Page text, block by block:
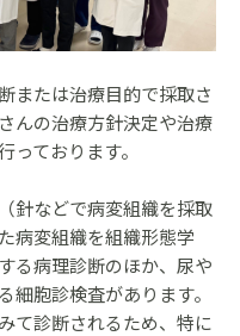
または治療目的で採取さ
んの治療方針決定や治療
ております。
針などで病変組織を採取
病変組織を組織形態学
る病理診断のほか、尿や
胞診検査があります。
て診断されるため、特に